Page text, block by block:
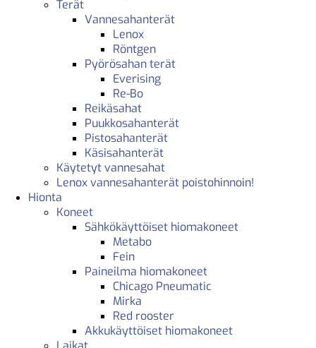
Terät
Vannesahanterät
Lenox
Röntgen
Pyörösahan terät
Everising
Re-Bo
Reikäsahat
Puukkosahanterät
Pistosahanterät
Käsisahanterät
Käytetyt vannesahat
Lenox vannesahanterät poistohinnoin!
Hionta
Koneet
Sähkökäyttöiset hiomakoneet
Metabo
Fein
Paineilma hiomakoneet
Chicago Pneumatic
Mirka
Red rooster
Akkukäyttöiset hiomakoneet